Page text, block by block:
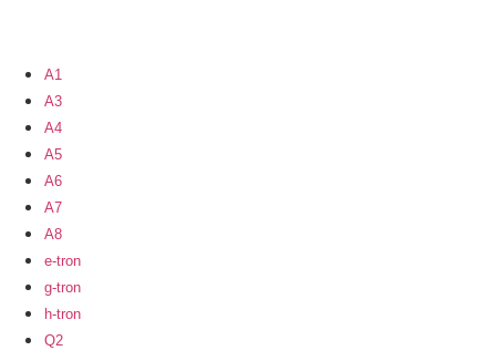
A1
A3
A4
A5
A6
A7
A8
e-tron
g-tron
h-tron
Q2